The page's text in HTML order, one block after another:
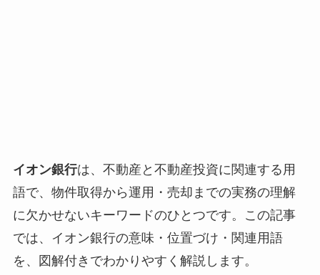
イオン銀行は、不動産と不動産投資に関連する用
語で、物件取得から運用・売却までの実務の理解
に欠かせないキーワードのひとつです。この記事
では、イオン銀行の意味・位置づけ・関連用語
を、図解付きでわかりやすく解説します。